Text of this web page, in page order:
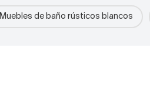
Muebles de baño rústicos blancos